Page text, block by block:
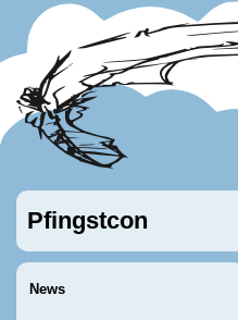
Pfingstcon
News